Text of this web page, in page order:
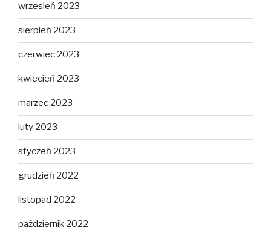
wrzesień 2023
sierpień 2023
czerwiec 2023
kwiecień 2023
marzec 2023
luty 2023
styczeń 2023
grudzień 2022
listopad 2022
październik 2022